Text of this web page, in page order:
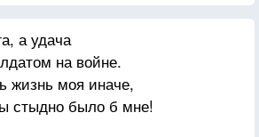
а удача
на войне.
жизнь моя иначе,
стыдно было б мне!